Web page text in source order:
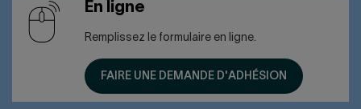
En ligne
Remplissez le formulaire en ligne.
FAIRE UNE DEMANDE D'ADHÉSION